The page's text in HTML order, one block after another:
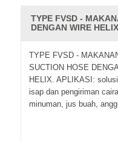
untuk memasok
PVC, seperti kawat
sebagainya.
juga bisa digunakan di
di dalamnya.
Harga, Waktu
TYPE FVSD -
DENGAN WIRE HELIX
TYPE FVSD -
SUCTION HOSE
HELIX. APLIKASI:
isap dan pengiriman
minuman, jus buah,